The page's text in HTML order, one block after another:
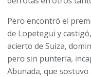
Pero encontró el
de Lopetegui y
acierto de Suiza,
pero sin puntería,
Abunada, que